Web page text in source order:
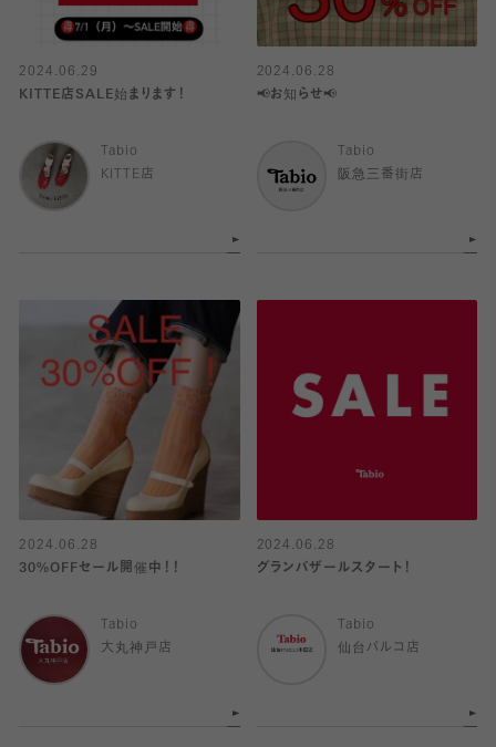
2024.06.29
KITTE店SALE始まります！
Tabio
KITTE店
2024.06.28
📢お知らせ📢
Tabio
阪急三番街店
2024.06.28
30%OFFセール開催中！！
Tabio
大丸神戸店
2024.06.28
グランバザールスタート！
Tabio
仙台パルコ店